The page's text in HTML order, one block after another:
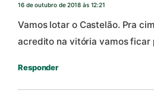
16 de outubro de 2018 às 12:21
Vamos lotar o Castelão. Pra
acredito na vitória vamos ficar
Responder